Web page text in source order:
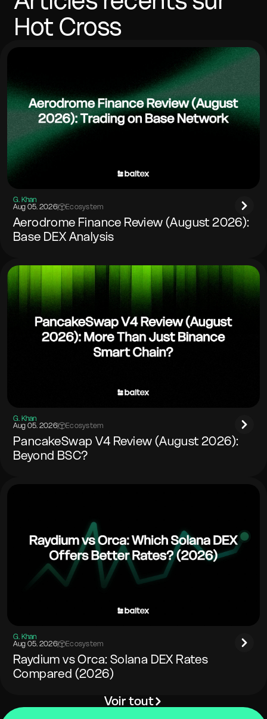
Hot Cross
G. Khan
Aug 05. 2026| Ecosystem
Aerodrome Finance Review (August 2026):
Base DEX Analysis
G. Khan
Aug 05. 2026| Ecosystem
PancakeSwap V4 Review (August 2026):
Beyond BSC?
G. Khan
Aug 05. 2026| Ecosystem
Raydium vs Orca: Solana DEX Rates
Compared (2026)
Voir tout